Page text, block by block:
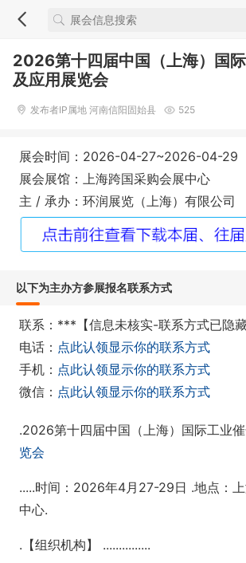
2026第十四届中国（上海）国
及应用展览会
发布者IP属地 河南信阳固始县 525
展会时间：2026-04-27~2026-04-29
展会展馆：上海跨国采购会展中心
主 / 承办：环润展览（上海）有限公司
以下为主办方参展报名联系方式
联系：***【信息未核实-联系方式已隐藏
电话： 点此认领显示你的联系方式
手机： 点此认领显示你的联系方式
微信： 点此认领显示你的联系方式
.2026第十四届中国（上海）国际工业
览会
.....时间：2026年4月27-29日 .地点：
中心.
.【组织机构】 ...............